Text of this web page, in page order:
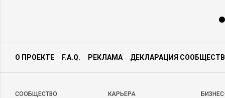
О ПРОЕКТЕ F.A.Q. РЕКЛАМА ДЕКЛАРАЦИЯ
CООБЩЕСТВО КАРЬЕРА